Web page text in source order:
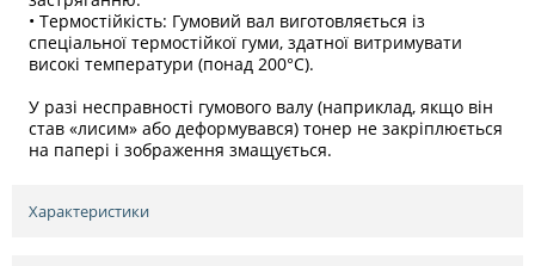
• Термостійкість: Гумовий вал виготовляється із
спеціальної термостійкої гуми, здатної витримувати
високі температури (понад 200°C).
У разі несправності гумового валу (наприклад, якщо він
став «лисим» або деформувався) тонер не закріплюється
на папері і зображення змащується.
Характеристики